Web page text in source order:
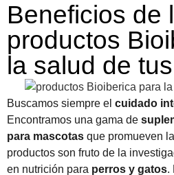
Beneficios de
productos
la salud de
Buscamos siempre el cuidado
Encontramos una gama de
para mascotas que promueven la
productos son fruto de la
en nutrición para perros y gatos.